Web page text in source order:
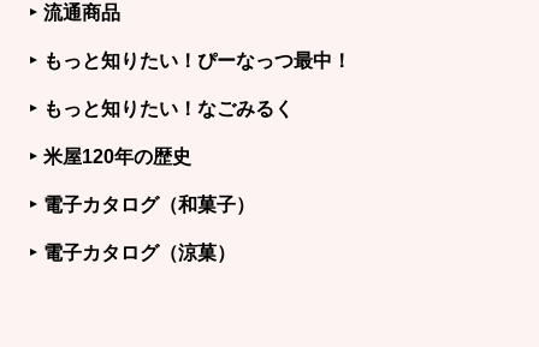
流通商品
もっと知りたい！ぴーなっつ最中！
もっと知りたい！なごみるく
米屋120年の歴史
電子カタログ（和菓子）
電子カタログ（涼菓）